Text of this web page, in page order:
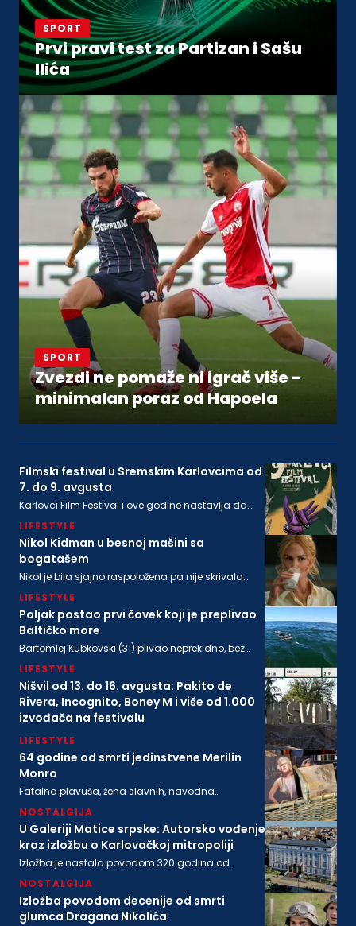
SPORT
Prvi pravi test za Partizan i Sašu
Ilića
SPORT
Zvezdi ne pomaže ni igrač više -
minimalan poraz od Hapoela
Filmski festival u Sremskim Karlovcima od
7. do 9. avgusta
Karlovci Film Festival i ove godine nastavlja da
savremenog autorskog izraza
LIFESTYLE
Nikol Kidman u besnoj mašini sa
bogatašem
Nikol je bila sjajno raspoložena pa nije skrivala
biznismenaMajkla Rajstina (55) koji se sve češće
viđa u društvu oskarovke
LIFESTYLE
Poljak postao prvi čovek koji je preplivao
Baltičko more
Bartomlej Kubkovski (31) plivao neprekidno, bez
Poljske
LIFESTYLE
Nišvil od 13. do 16. avgusta: Pakito de
Rivera, Incognito, Boney M i više od 1.000
izvođača na festivalu
LIFESTYLE
64 godine od smrti jedinstvene Merilin
Monro
Fatalna plavuša, žena slavnih, navodna
stanu na današnji dan 1962. godine
NOSTALGIJA
U Galeriji Matice srpske: Autorsko vođenje
kroz izložbu o Karlovačkoj mitropoliji
Izložba je nastala povodom 320 godina od
Matice srpske
NOSTALGIJA
Izložba povodom decenije od smrti
glumca Dragana Nikolića